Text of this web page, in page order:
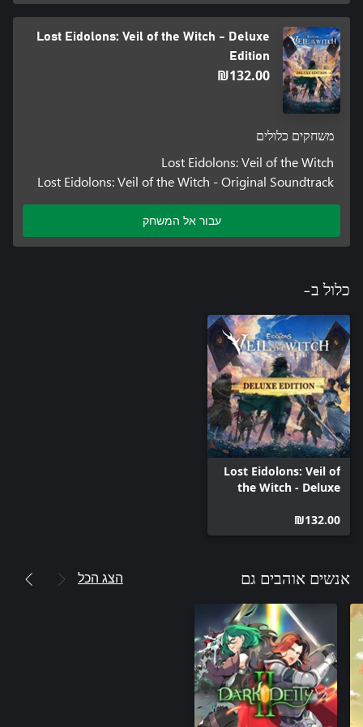
Lost Eidolons: Veil of the Witch - Deluxe
Edition
‪₪‎132.00‬
משחקים כלולים
Lost Eidolons: Veil of the Witch
Lost Eidolons: Veil of the Witch - Original Soundtrack
עבור אל המשחק
כלול ב-
Lost Eidolons: Veil of
the Witch - Deluxe
‪₪‎132.00‬
אנשים אוהבים גם הצג הכל